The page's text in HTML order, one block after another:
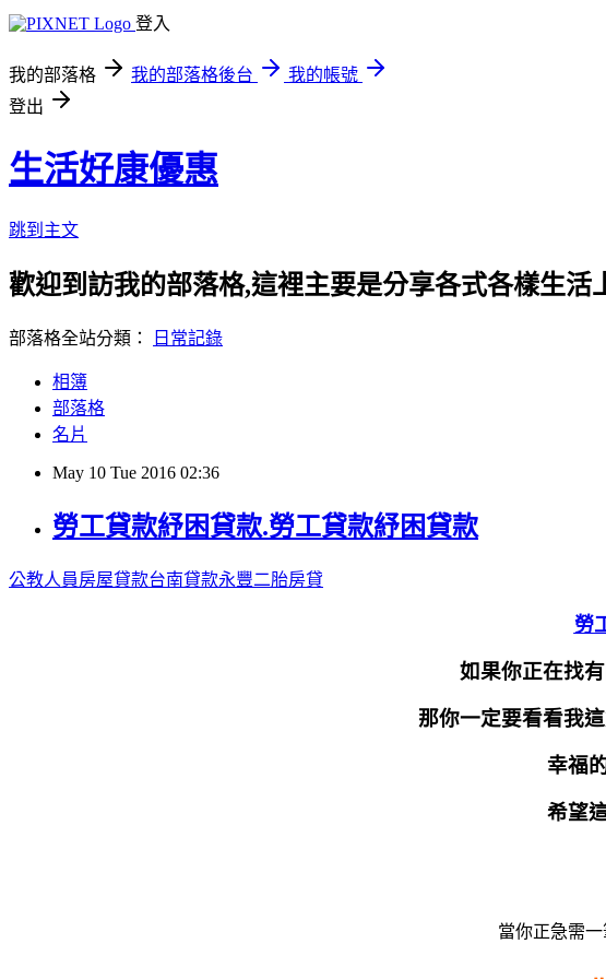
登入
我的部落格 我的部落格後台
我的帳號
登出
生活好康優惠
跳到主文
歡迎到訪我的部落格,這裡主要是分享各式各樣生活
部落格全站分類： 日常記錄
相簿
部落格
名片
May 10 Tue 2016 02:36
勞工貸款紓困貸款.勞工貸款紓困貸款
公教人員房屋貸款台南貸款永豐二胎房貸
勞
如果你正在找
那你一定要看看我
幸福
希望
當你正急需